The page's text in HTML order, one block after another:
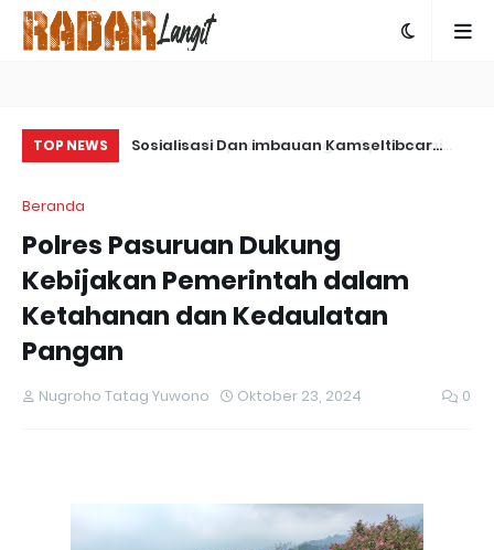
TOP NEWS
Damai
Sosialisasi Dan imbauan Kamseltibcar
Beranda
Polres Pasuruan Dukung
Kebijakan Pemerintah dalam
Ketahanan dan Kedaulatan
Pangan
Nugroho Tatag Yuwono Oktober 23, 2024 0